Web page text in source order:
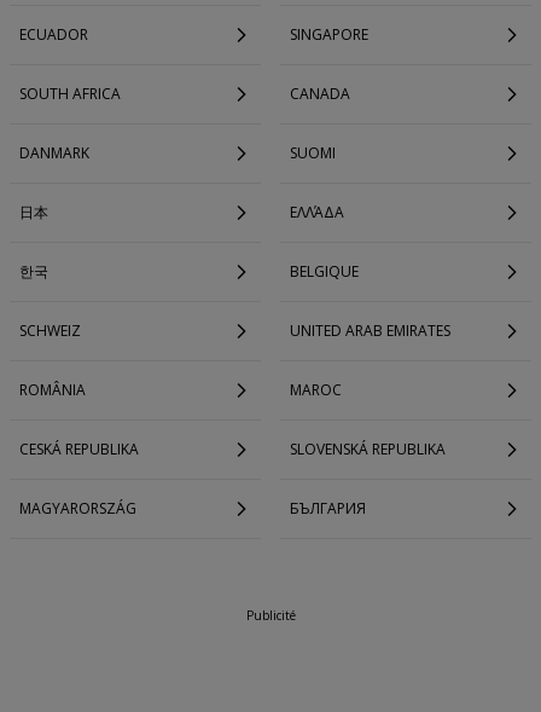
ECUADOR SINGAPORE
SOUTH AFRICA CANADA
DANMARK SUOMI
日本 ΕΛΛΆΔΑ
한국 BELGIQUE
SCHWEIZ UNITED ARAB EMIRATES
ROMÂNIA MAROC
CESKÁ REPUBLIKA SLOVENSKÁ REPUBLIKA
MAGYARORSZÁG БЪЛГАРИЯ
Publicité